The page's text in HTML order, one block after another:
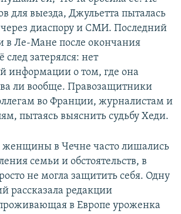
для выезда, Джульетта пыталась
через диаспору и СМИ. Последний
в Ле-Мане после окончания
затерялся: нет
информации о том, где она
ли вообще. Правозащитники
во Франции, журналистам и
пытаясь выяснить судьбу Хеди.
женщины в Чечне часто лишались
семьи и обстоятельств, в
не могла защитить себя. Одну
рассказала редакции
в Европе уроженка